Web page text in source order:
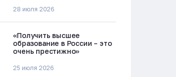
28 июля 2026
«Получить высшее
образование в России – это
очень престижно»
25 июля 2026